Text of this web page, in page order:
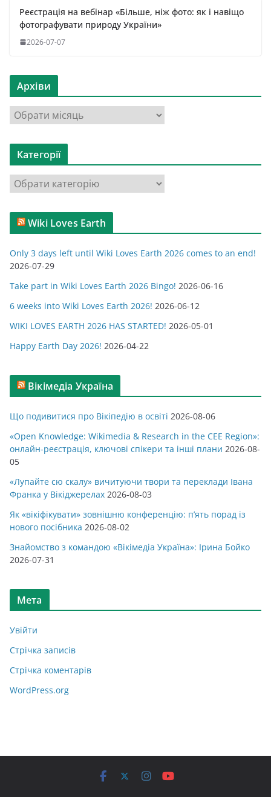
Реєстрація на вебінар «Більше, ніж фото: як і навіщо
фотографувати природу України»
2026-07-07
Архіви
р
х
в
Категорії
а
т
о
р
і
ї
Wiki Loves Earth
Only 3 days left until Wiki Loves Earth 2026 comes to an end!
2026-07-29
Take part in Wiki Loves Earth 2026 Bingo! 2026-06-16
6 weeks into Wiki Loves Earth 2026! 2026-06-12
WIKI LOVES EARTH 2026 HAS STARTED! 2026-05-01
Happy Earth Day 2026! 2026-04-22
Вікімедіа Україна
Що подивитися про Вікіпедію в освіті 2026-08-06
«Open Knowledge: Wikimedia & Research in the CEE Region»:
онлайн-реєстрація, ключові спікери та інші плани 2026-08-
05
«Лупайте сю скалу» вичитуючи твори та переклади Івана
Франка у Вікіджерелах 2026-08-03
Як «вікіфікувати» зовнішню конференцію: п’ять порад із
нового посібника 2026-08-02
Знайомство з командою «Вікімедіа Україна»: Ірина Бойко
2026-07-31
Мета
Увійти
Стрічка записів
Стрічка коментарів
WordPress.org